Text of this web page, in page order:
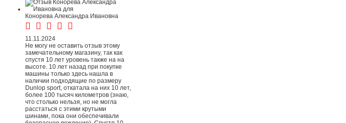
Конорева Александра Ивановна
11.11.2024
Не могу не оставить отзыв этому
замечательному магазину, так как
спустя 10 лет уровень также на на
высоте. 10 лет назад при покупке
машины только здесь нашла в
наличии подходящие по размеру
Dunlop sport, откатала на них 10 лет,
более 100 тысяч километров (знаю,
что столько нельзя, но не могла
расстаться с этими крутыми
шинами, пока они обеспечивали